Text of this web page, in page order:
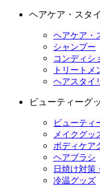
ヘアケア・スタ
ヘアケア・
シャンプー
コンディシ
トリートメ
ヘアスタイ
ビューティーグ
ビューティ
メイクグッ
ボディケア
ヘアブラシ
日焼け対策
冷温グッズ